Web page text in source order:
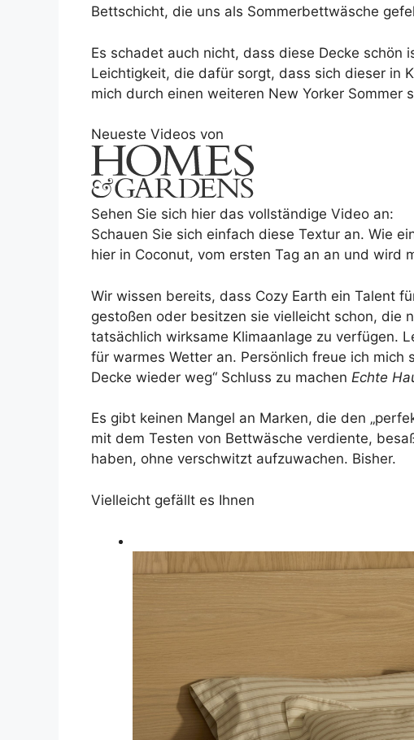
Bettschicht, die uns als Sommerbettwäsche
Es schadet auch nicht, dass diese Decke
Leichtigkeit, die dafür sorgt, dass sich dieser in
mich durch einen weiteren New Yorker Sommer
Neueste Videos von
Sehen Sie sich hier das vollständige Video an:
Schauen Sie sich einfach diese Textur an. Wie
hier in Coconut, vom ersten Tag an an und wird
Wir wissen bereits, dass Cozy Earth ein Talent
gestoßen oder besitzen sie vielleicht schon, die
tatsächlich wirksame Klimaanlage zu verfügen.
für warmes Wetter an. Persönlich freue ich mich
Decke wieder weg“ Schluss zu machen Echte
Es gibt keinen Mangel an Marken, die den
mit dem Testen von Bettwäsche verdiente,
haben, ohne verschwitzt aufzuwachen. Bisher.
Vielleicht gefällt es Ihnen